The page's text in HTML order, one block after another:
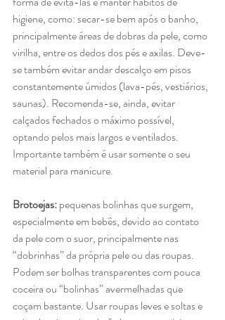
higiene, como: secar-se bem após o banho,
principalmente áreas de dobras da pele, como
virilha, entre os dedos dos pés e axilas. Deve-
se também evitar andar descalço em pisos
constantemente úmidos (lava-pés, vestiários,
saunas). Recomenda-se, ainda, evitar
calçados fechados o máximo possível,
optando pelos mais largos e ventilados.
Importante também é usar somente o seu
material para manicure.
Brotoejas: pequenas bolinhas que surgem,
especialmente em bebês, devido ao contato
da pele com o suor, principalmente nas
“dobrinhas” da própria pele ou das roupas.
Podem ser bolhas transparentes com pouca
coceira ou “bolinhas” avermelhadas que
coçam bastante. Usar roupas leves e soltas e